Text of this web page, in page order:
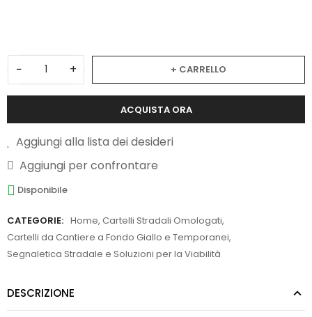
− + + CARRELLO
ACQUISTA ORA
Aggiungi alla lista dei desideri
Aggiungi per confrontare
Disponibile
CATEGORIE: Home, Cartelli Stradali Omologati,
Cartelli da Cantiere a Fondo Giallo e Temporanei,
Segnaletica Stradale e Soluzioni per la Viabilità
DESCRIZIONE